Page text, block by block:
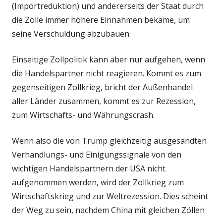
(Importreduktion) und andererseits der Staat durch
die Zölle immer höhere Einnahmen bekäme, um
seine Verschuldung abzubauen.
Einseitige Zollpolitik kann aber nur aufgehen, wenn
die Handelspartner nicht reagieren. Kommt es zum
gegenseitigen Zollkrieg, bricht der Außenhandel
aller Länder zusammen, kommt es zur Rezession,
zum Wirtschafts- und Währungscrash.
Wenn also die von Trump gleichzeitig ausgesandten
Verhandlungs- und Einigungssignale von den
wichtigen Handelspartnern der USA nicht
aufgenommen werden, wird der Zollkrieg zum
Wirtschaftskrieg und zur Weltrezession. Dies scheint
der Weg zu sein, nachdem China mit gleichen Zöllen